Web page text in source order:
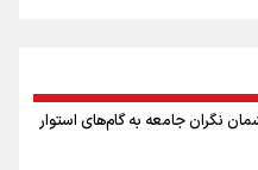
نگران جامعه به گام‌های استوار